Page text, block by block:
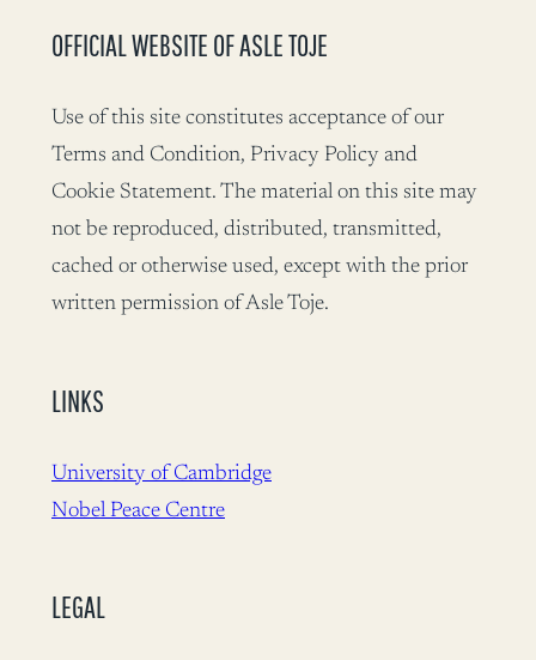
OFFICIAL WEBSITE OF ASLE TOJE
Use of this site constitutes acceptance of our
Terms and Condition, Privacy Policy and
Cookie Statement. The material on this site may
not be reproduced, distributed, transmitted,
cached or otherwise used, except with the prior
written permission of Asle Toje.
LINKS
University of Cambridge
Nobel Peace Centre
LEGAL